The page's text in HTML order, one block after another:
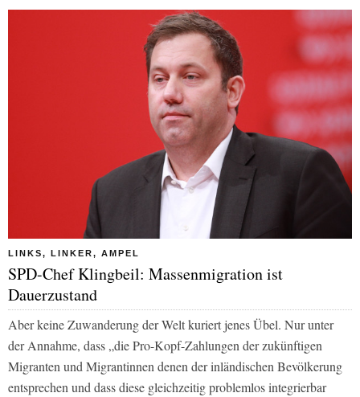
LINKS, LINKER, AMPEL
SPD-Chef Klingbeil: Massenmigration ist
Dauerzustand
Aber keine Zuwanderung der Welt kuriert jenes Übel. Nur unter
der Annahme, dass „die Pro-Kopf-Zahlungen der zukünftigen
Migranten und Migrantinnen denen der inländischen Bevölkerung
entsprechen und dass diese gleichzeitig problemlos integrierbar